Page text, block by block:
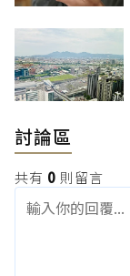
討論區
共有 0 則留言